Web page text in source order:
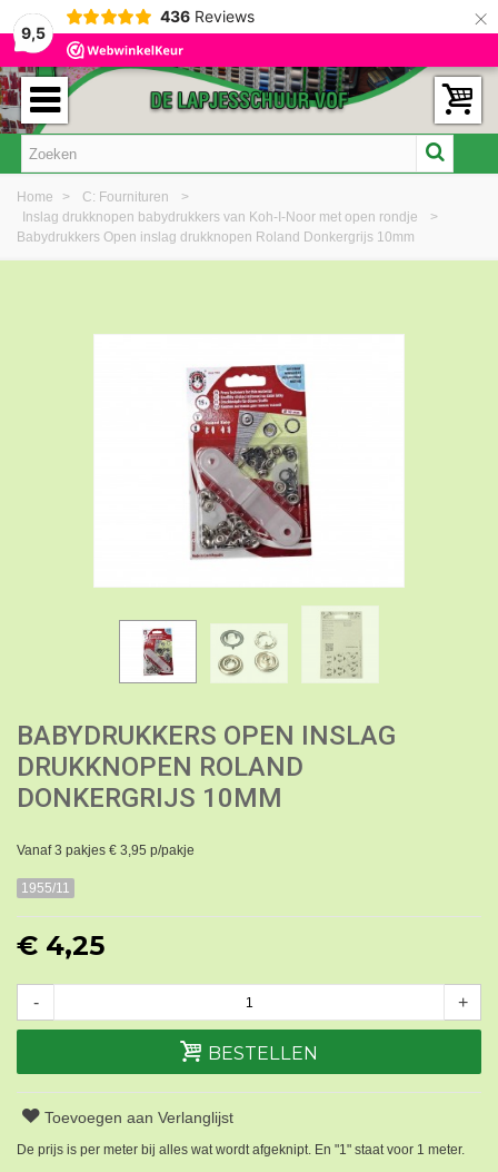
9,5
436 Reviews ×
Home > C: Fournituren
>
Inslag drukknopen babydrukkers van Koh-I-Noor met open rondje
>
Babydrukkers Open inslag drukknopen Roland Donkergrijs 10mm
BABYDRUKKERS OPEN INSLAG
DRUKKNOPEN ROLAND
DONKERGRIJS 10MM
Vanaf 3 pakjes € 3,95 p/pakje
1955/11
€ 4,25
- +
BESTELLEN
Toevoegen aan Verlanglijst
De prijs is per meter bij alles wat wordt afgeknipt. En "1" staat voor 1 meter.